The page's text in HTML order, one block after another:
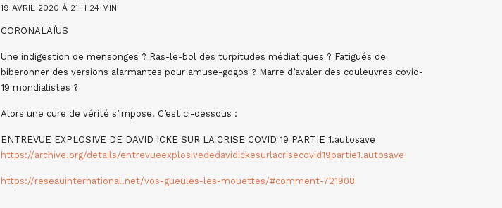
19 AVRIL 2020 À 21 H 24 MIN
CORONALAÏUS
Une indigestion de mensonges ? Ras-le-bol des turpitudes médiatiques ? Fatigués de
biberonner des versions alarmantes pour amuse-gogos ? Marre d’avaler des couleuvres covid-
19 mondialistes ?
Alors une cure de vérité s’impose. C’est ci-dessous :
ENTREVUE EXPLOSIVE DE DAVID ICKE SUR LA CRISE COVID 19 PARTIE 1.autosave
https://archive.org/details/entrevueexplosivededavidickesurlacrisecovid19partie1.autosave
https://reseauinternational.net/vos-gueules-les-mouettes/#comment-721908